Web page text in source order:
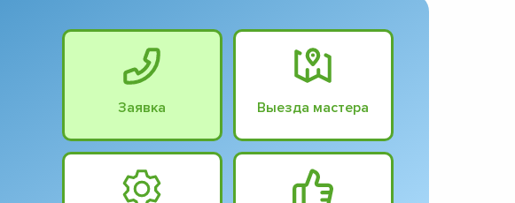
Заявка Выезда мастера